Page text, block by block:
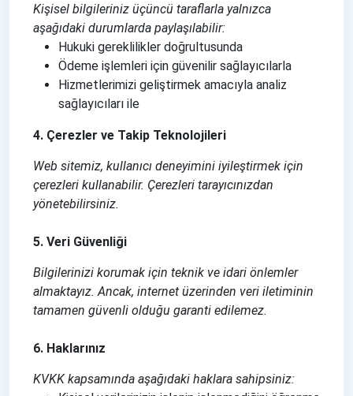
Kişisel bilgileriniz üçüncü taraflarla yalnızca
aşağıdaki durumlarda paylaşılabilir:
Hukuki gereklilikler doğrultusunda
Ödeme işlemleri için güvenilir sağlayıcılarla
Hizmetlerimizi geliştirmek amacıyla analiz
sağlayıcıları ile
4. Çerezler ve Takip Teknolojileri
Web sitemiz, kullanıcı deneyimini iyileştirmek için
çerezleri kullanabilir. Çerezleri tarayıcınızdan
yönetebilirsiniz.
5. Veri Güvenliği
Bilgilerinizi korumak için teknik ve idari önlemler
almaktayız. Ancak, internet üzerinden veri iletiminin
tamamen güvenli olduğu garanti edilemez.
6. Haklarınız
KVKK kapsamında aşağıdaki haklara sahipsiniz: